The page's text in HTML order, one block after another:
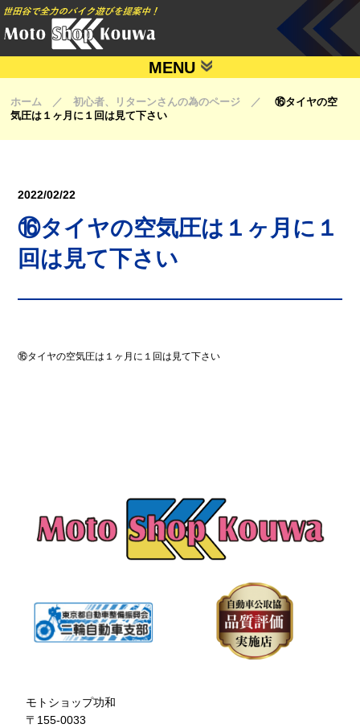
MENU
ホーム ／ 初心者、リターンさんの為のページ ／⑯タイヤの空
気圧は１ヶ月に１回は見て下さい
2022/02/22
⑯タイヤの空気圧は１ヶ月に１
回は見て下さい
⑯タイヤの空気圧は１ヶ月に１回は見て下さい
モトショップ功和
〒155-0033